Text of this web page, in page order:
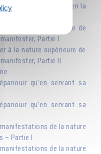
la nature inférieure en la
à la nature supérieure de
Partie I
à la nature supérieure de
Partie II
qu’en servant sa
qu’en servant sa
de la nature
– Partie I
de la nature